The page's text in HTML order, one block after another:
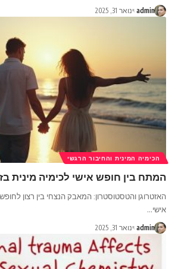
admin ינואר 31, 2025
הכימיה המינית והחיבור הרגשי
המתח בין חופש אישי לכימיה מינית
האזטרוגן והטסטוסטרון: המאבק הנצחי בין רצון
אישי…
admin ינואר 31, 2025